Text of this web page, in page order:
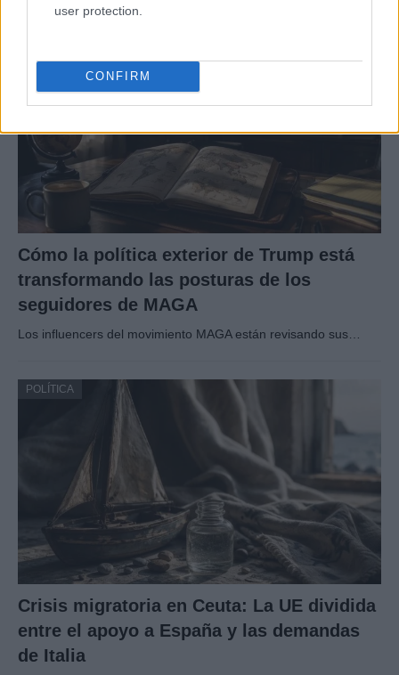
user protection.
CONFIRM
Cómo la política exterior de Trump está
transformando las posturas de los
seguidores de MAGA
Los influencers del movimiento MAGA están revisando sus…
POLÍTICA
Crisis migratoria en Ceuta: La UE dividida
entre el apoyo a España y las demandas
de Italia